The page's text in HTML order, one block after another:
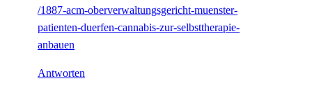
/1887-acm-oberverwaltungsgericht-muenster-
patienten-duerfen-cannabis-zur-selbsttherapie-
anbauen
Antworten